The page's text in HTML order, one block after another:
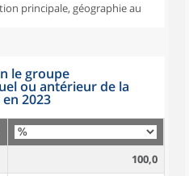
principale, géographie au
le groupe
ou antérieur de la
2023
100,0